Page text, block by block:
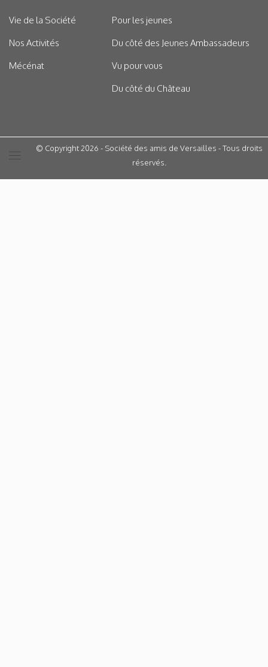
Vie de la Société
Nos Activités
Mécénat
Pour les jeunes
Du côté des Jeunes Ambassadeurs
Vu pour vous
Du côté du Château
© Copyright 2026 - Société des amis de Versailles - Tous droits
réservés.